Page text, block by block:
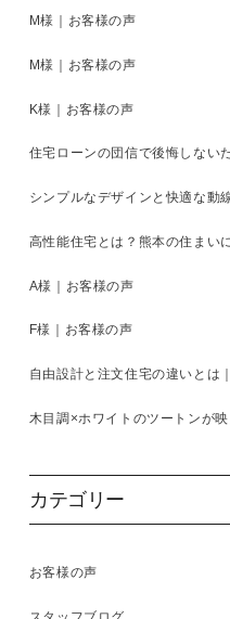
M様｜お客様の声
M様｜お客様の声
K様｜お客様の声
住宅ローンの団信で後悔しない
シンプルなデザインと快適な動
高性能住宅とは？熊本の住まい
A様｜お客様の声
F様｜お客様の声
自由設計と注文住宅の違いとは
木目調×ホワイトのツートンが
カテゴリー
お客様の声